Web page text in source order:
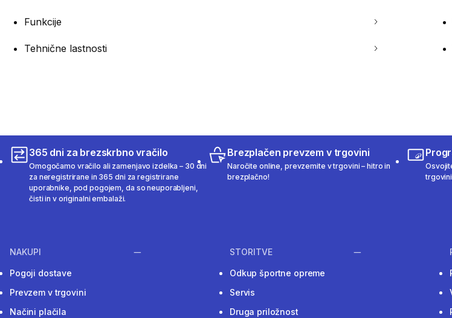
Funkcije
Tehnične lastnosti
365 dni za brezskrbno vračilo
Omogočamo vračilo ali zamenjavo izdelka – 30 dni
za neregistrirane in 365 dni za registrirane
uporabnike, pod pogojem, da so neuporabljeni,
čisti in v originalni embalaži.
Brezplačen prevzem v trgovini
Naročite online, prevzemite v trgovini – hitro in
brezplačno!
NAKUPI
Pogoji dostave
Prevzem v trgovini
Načini plačila
STORITVE
Odkup športne opreme
Servis
Druga priložnost